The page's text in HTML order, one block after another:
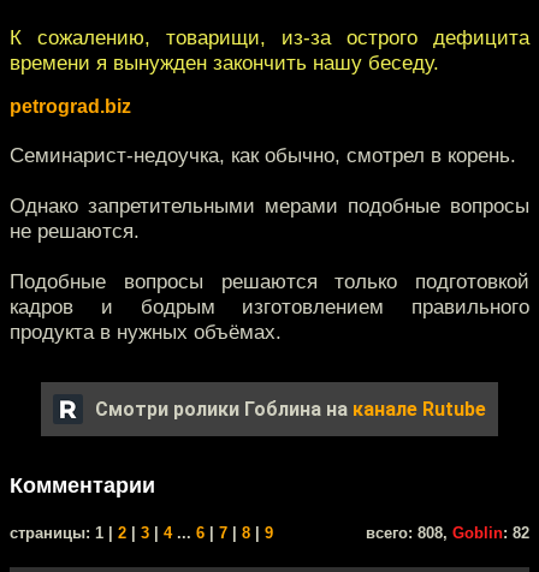
К сожалению, товарищи, из-за острого дефицита
времени я вынужден закончить нашу беседу.
petrograd.biz
Семинарист-недоучка, как обычно, смотрел в корень.
Однако запретительными мерами подобные вопросы
не решаются.
Подобные вопросы решаются только подготовкой
кадров и бодрым изготовлением правильного
продукта в нужных объёмах.
Смотри ролики Гоблина на канале Rutube
Комментарии
cтраницы: 1 | 2 3 4... 6 7 8 9 всего: 808, Goblin: 82